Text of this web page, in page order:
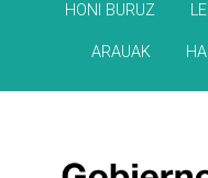
HONI BURUZ
ARAUAK